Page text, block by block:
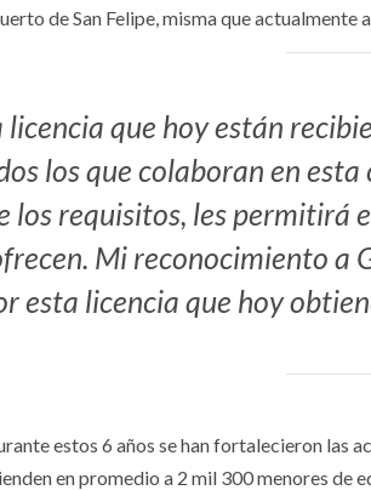
de San Felipe, misma que
licencia que hoy están
los que colaboran en
los requisitos, les permitirá
Mi reconocimiento a
esta licencia que hoy
estos 6 años se han fortalecieron las
en promedio a 2 mil 300 menores de